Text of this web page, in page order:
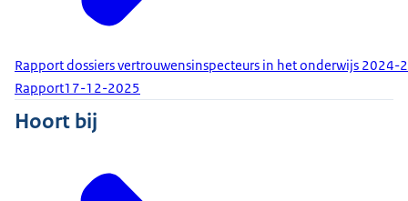
Rapport dossiers vertrouwensinspecteurs in het onderwijs 2024-
Rapport17-12-2025
Hoort bij